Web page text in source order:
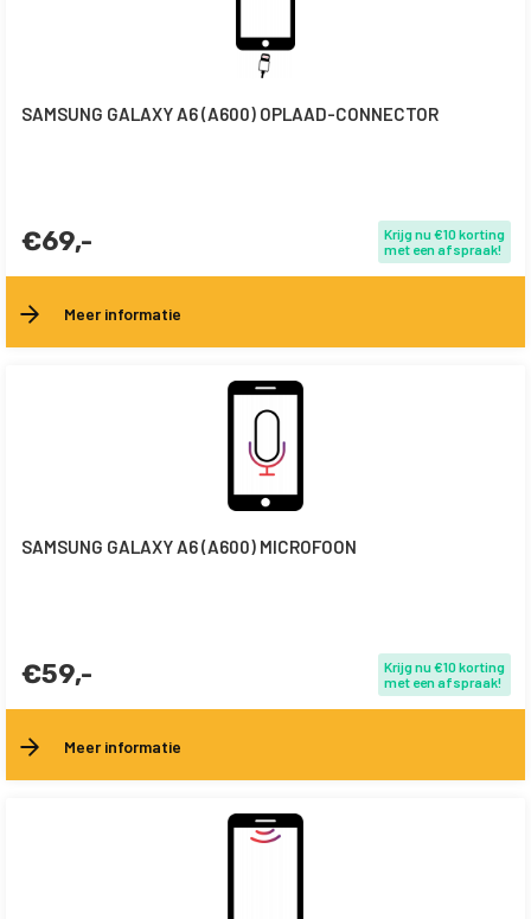
SAMSUNG GALAXY A6 (A600) OPLAAD-CONNECTOR
€69,-
Krijg nu €10 korting
met een afspraak!
Meer informatie
SAMSUNG GALAXY A6 (A600) MICROFOON
€59,-
Krijg nu €10 korting
met een afspraak!
Meer informatie